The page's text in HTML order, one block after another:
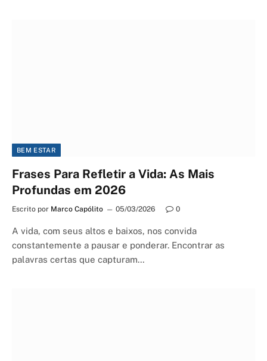
BEM ESTAR
Frases Para Refletir a Vida: As Mais
Profundas em 2026
Escrito por Marco Capólito 05/03/2026 0
A vida, com seus altos e baixos, nos convida
constantemente a pausar e ponderar. Encontrar as
palavras certas que capturam…